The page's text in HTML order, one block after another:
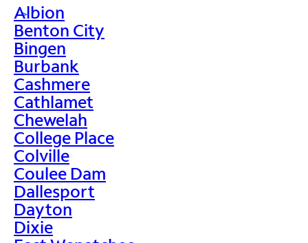
>
Albion
Benton City
Bingen
Burbank
Cashmere
Cathlamet
Chewelah
College Place
Colville
Coulee Dam
Dallesport
Dayton
Dixie